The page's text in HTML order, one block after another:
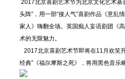
2017北京喜剧艺术节为北京文化艺术基
头阵”，用一部“接人气”喜剧作品《意
家人》嗨翻全场。英国痴人妄语剧团《
术的无限魅力。
2017北京喜剧艺术节即将在11月欢笑
经典”《福尔摩斯之死》，将用黑色音乐